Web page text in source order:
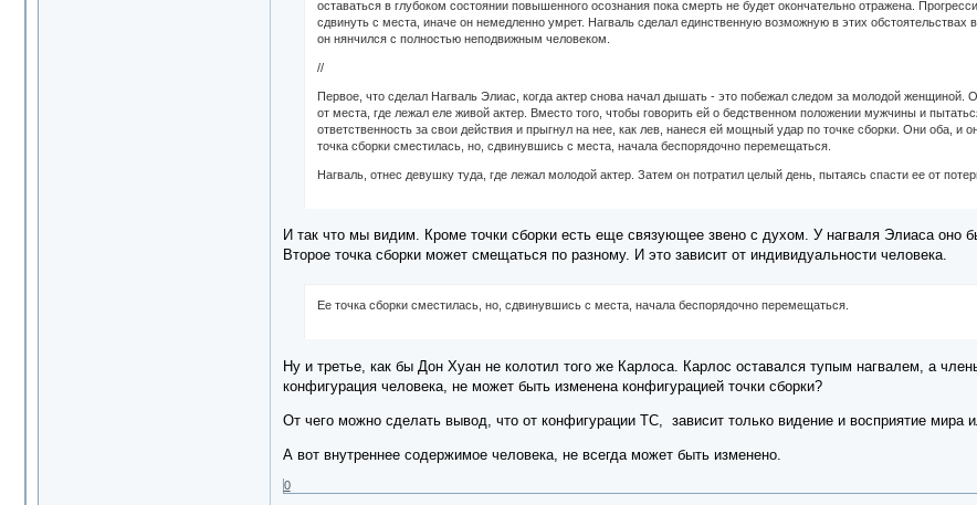
оставаться в глубоком состоянии повышенного осознания пока смерть не будет окончательно отражена.
сдвинуть с места, иначе он немедленно умрет. Нагваль сделал единственную возможную в этих обстоятельствах
он нянчился с полностью неподвижным человеком.
//
Первое, что сделал Нагваль Элиас, когда актер снова начал дышать - это побежал следом за молодой
от места, где лежал еле живой актер. Вместо того, чтобы говорить ей о бедственном положении мужчины и
ответственность за свои действия и прыгнул на нее, как лев, нанеся ей мощный удар по точке сборки. Они оба,
точка сборки сместилась, но, сдвинувшись с места, начала беспорядочно перемещаться.
Нагваль, отнес девушку туда, где лежал молодой актер. Затем он потратил целый день, пытаясь спасти ее от
И так что мы видим. Кроме точки сборки есть еще связующее звено с духом. У нагваля Элиаса оно
Второе точка сборки может смещаться по разному. И это зависит от индивидуальности человека.
Ее точка сборки сместилась, но, сдвинувшись с места, начала беспорядочно перемещаться.
Ну и третье, как бы Дон Хуан не колотил того же Карлоса. Карлос оставался тупым нагвалем, а
конфигурация человека, не может быть изменена конфигурацией точки сборки?
От чего можно сделать вывод, что от конфигурации ТС, зависит только видение и восприятие мира
А вот внутреннее содержимое человека, не всегда может быть изменено.
0